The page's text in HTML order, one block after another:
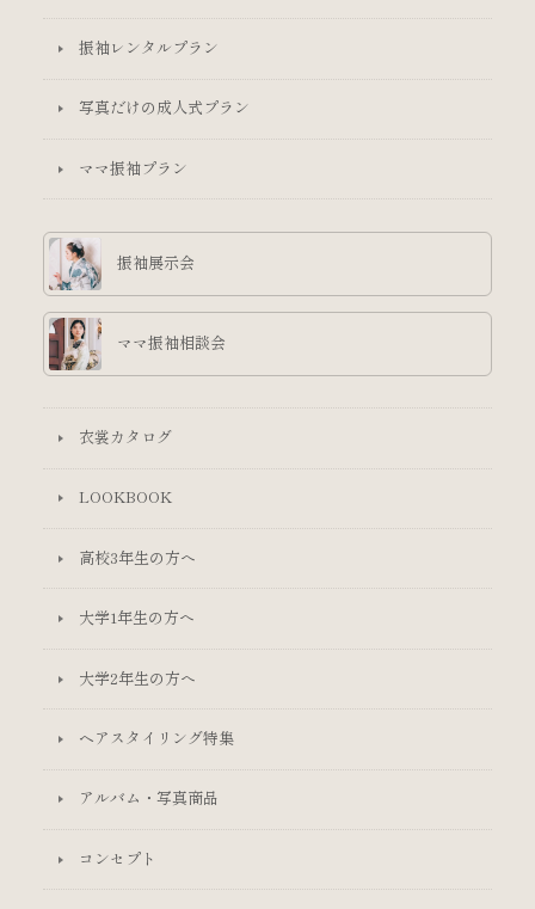
振袖レンタルプラン
写真だけの成人式プラン
ママ振袖プラン
振袖展示会
ママ振袖相談会
衣裳カタログ
LOOKBOOK
高校3年生の方へ
大学1年生の方へ
大学2年生の方へ
ヘアスタイリング特集
アルバム・写真商品
コンセプト